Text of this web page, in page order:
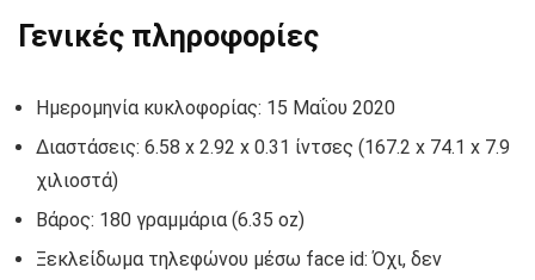
Γενικές πληροφορίες
Ημερομηνία κυκλοφορίας: 15 Μαΐου 2020
Διαστάσεις: 6.58 x 2.92 x 0.31 ίντσες (167.2 x 74.1 x 7.9
χιλιοστά)
Βάρος: 180 γραμμάρια (6.35 oz)
Ξεκλείδωμα τηλεφώνου μέσω face id: Όχι, δεν